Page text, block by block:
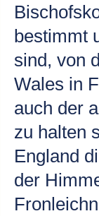
bestimmt
sind, von
Wales in
auch der
zu halten
England
der